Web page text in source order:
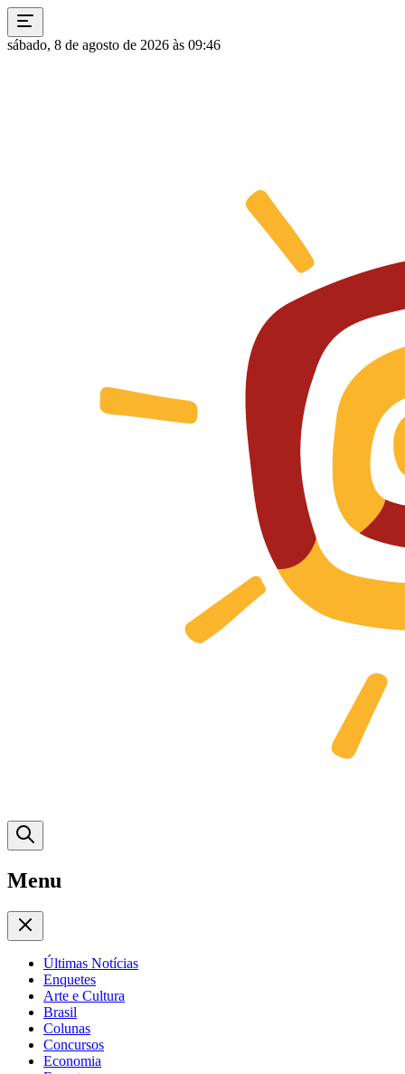
sábado, 8 de agosto de 2026 às 09:46
Menu
Últimas Notícias
Enquetes
Arte e Cultura
Brasil
Colunas
Concursos
Economia